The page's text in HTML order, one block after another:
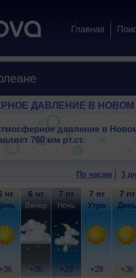
Главная
ДАВЛЕНИЕ В НОВОМ
давление в
760 мм рт.ст.
По часам 3
чт
+36
6 чт
Вечер
+35
7 пт
Ночь
+29
7 пт
Утро
+28
7 пт
День
+36